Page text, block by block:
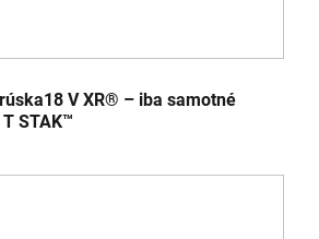
V XR® – iba samotné
STAK™